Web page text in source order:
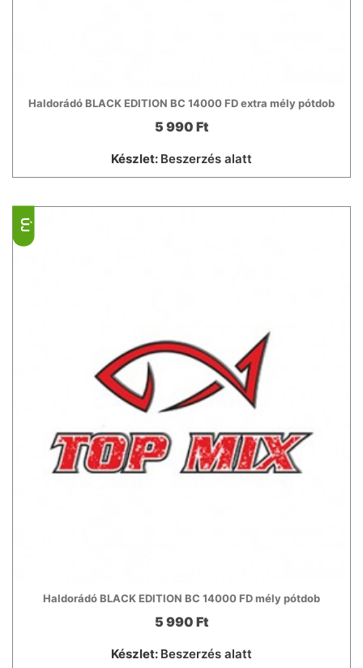
Haldorádó BLACK EDITION BC 14000 FD extra mély pótdob
5 990 Ft
Készlet: Beszerzés alatt
Haldorádó BLACK EDITION BC 14000 FD mély pótdob
5 990 Ft
Készlet: Beszerzés alatt
ÚJ